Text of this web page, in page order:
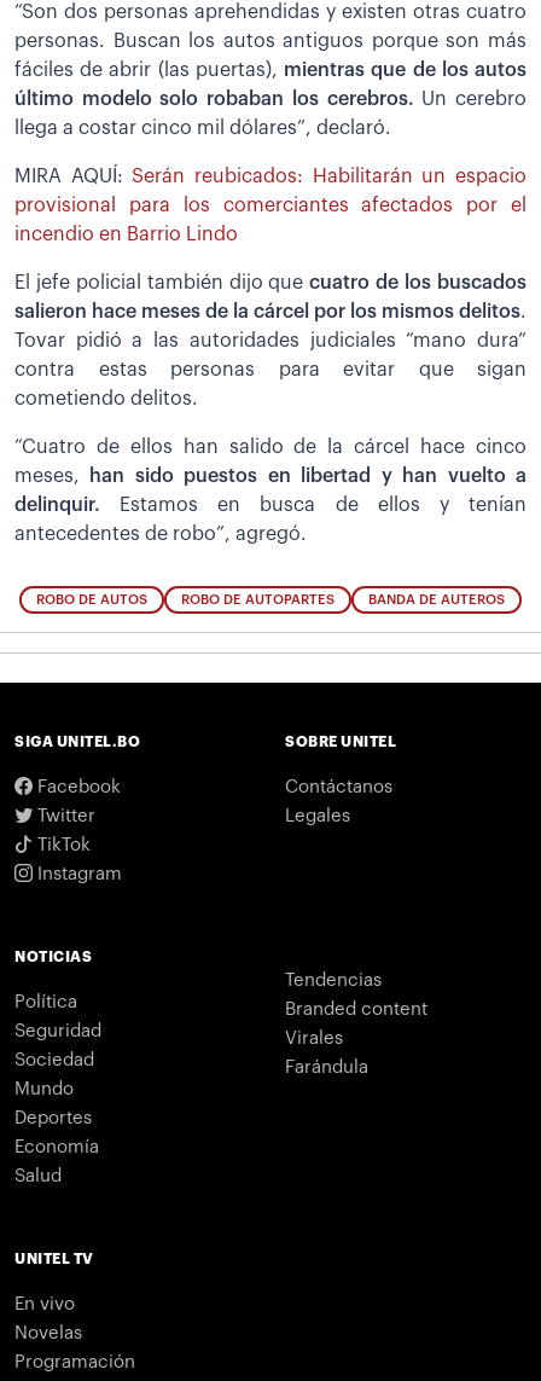
“Son dos personas aprehendidas y existen otras cuatro
personas. Buscan los autos antiguos porque son más
fáciles de abrir (las puertas), mientras que de los autos
último modelo solo robaban los cerebros. Un cerebro
llega a costar cinco mil dólares”, declaró.
MIRA AQUÍ:Serán reubicados: Habilitarán un espacio
provisional para los comerciantes afectados por el
incendio en Barrio Lindo
El jefe policial también dijo que cuatro de los buscados
salieron hace meses de la cárcel por los mismos delitos.
Tovar pidió a las autoridades judiciales “mano dura”
contra estas personas para evitar que sigan
cometiendo delitos.
“Cuatro de ellos han salido de la cárcel hace cinco
meses, han sido puestos en libertad y han vuelto a
delinquir. Estamos en busca de ellos y tenían
antecedentes de robo”, agregó.
ROBO DE AUTOS ROBO DE AUTOPARTES BANDA DE AUTEROS
SIGA UNITEL.BO
Facebook
Twitter
TikTok
Instagram
SOBRE UNITEL
Contáctanos
Legales
NOTICIAS
Política
Seguridad
Sociedad
Mundo
Deportes
Economía
Salud
Tendencias
Branded content
Virales
Farándula
UNITEL TV
En vivo
Novelas
Programación